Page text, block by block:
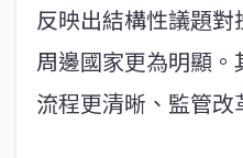
反映出結構性議題
周邊國家更為明顯
流程更清晰、監管改